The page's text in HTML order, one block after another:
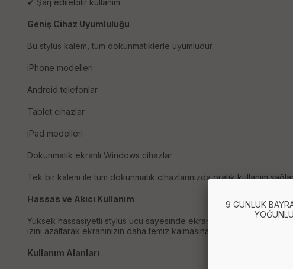
✔ Şarj edilebilir kullanım
Geniş Cihaz Uyumluluğu
Bu stylus kalem, tüm dokunmatiklerle uyumludur
iPhone modelleri
Android telefonlar
Tablet cihazlar
iPad modelleri
Dokunmatik ekranlı Windows cihazlar
Tek bir kalem ile tüm dokunmatik cihazlarınızda pratik kullanım
Hassas ve Akıcı Kullanım
Yüksek hassasiyetli stylus ucu sayesinde ekranda gecikme
izini azaltarak ekranınızın daha temiz kalmasına da yardımcı olur.
Kullanım Alanları
9 GÜNLÜK